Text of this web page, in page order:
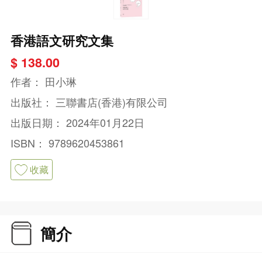
香港語文研究文集
$ 138.00
作者： 田小琳
出版社： 三聯書店(香港)有限公司
出版日期： 2024年01月22日
ISBN： 9789620453861
收藏
簡介